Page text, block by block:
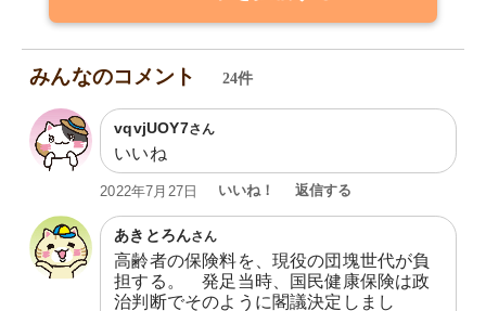
みんなのコメント 24件
vqvjUOY7さん
いいね
2022年7月27日 いいね！ 返信する
あきとろんさん
高齢者の保険料を、現役の団塊世代が負
担する。　発足当時、国民健康保険は政
治判断でそのように閣議決定しまし